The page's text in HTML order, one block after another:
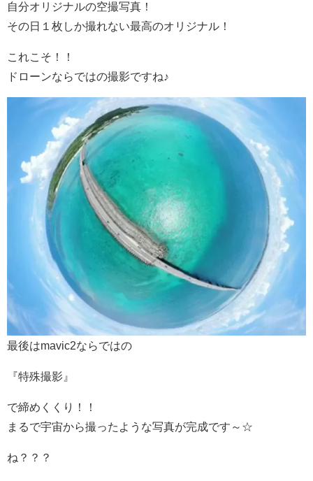
自分オリジナルの空撮写真！
その日１枚しか撮れない最高のオリジナル！
これこそ！！
ドローンならではの撮影ですね♪
最後はmavic2ならではの
『特殊撮影』
で締めくくり！！
まるで宇宙から撮ったような写真が完成です～☆
ね？？？